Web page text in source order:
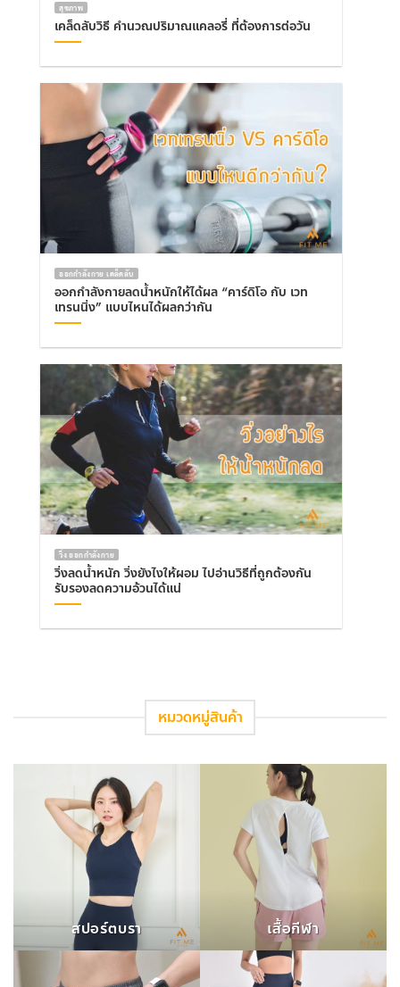
สุขภาพ
เคล็ดลับวิธี คำนวณปริมาณแคลอรี่ ที่ต้องการต่อวัน
ออกกำลังกาย เคล็ดลับ
ออกกำลังกายลดน้ำหนักให้ได้ผล “คาร์ดิโอ กับ เวท
เทรนนิ่ง” แบบไหนได้ผลกว่ากัน
วิ่ง ออกกำลังกาย
วิ่งลดน้ำหนัก วิ่งยังไงให้ผอม ไปอ่านวิธีที่ถูกต้องกัน
รับรองลดความอ้วนได้แน่
หมวดหมู่สินค้า
สปอร์ตบรา เสื้อกีฬา